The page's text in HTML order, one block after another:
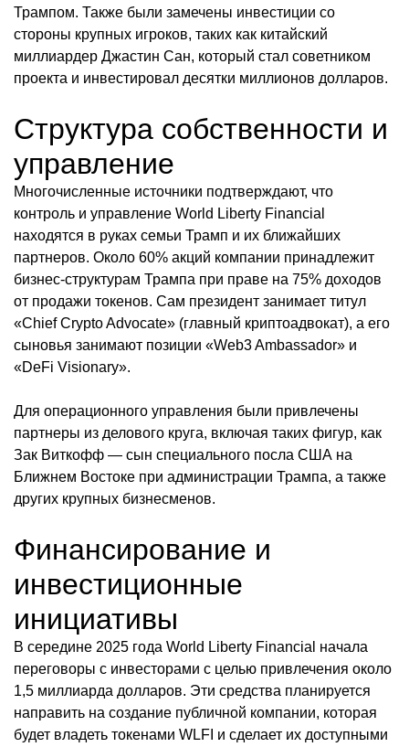
Трампом. Также были замечены инвестиции со
стороны крупных игроков, таких как китайский
миллиардер Джастин Сан, который стал советником
проекта и инвестировал десятки миллионов долларов.
Структура собственности и
управление
Многочисленные источники подтверждают, что
контроль и управление World Liberty Financial
находятся в руках семьи Трамп и их ближайших
партнеров. Около 60% акций компании принадлежит
бизнес-структурам Трампа при праве на 75% доходов
от продажи токенов. Сам президент занимает титул
«Chief Crypto Advocate» (главный криптоадвокат), а его
сыновья занимают позиции «Web3 Ambassador» и
«DeFi Visionary».
Для операционного управления были привлечены
партнеры из делового круга, включая таких фигур, как
Зак Виткофф — сын специального посла США на
Ближнем Востоке при администрации Трампа, а также
других крупных бизнесменов.
Финансирование и
инвестиционные
инициативы
В середине 2025 года World Liberty Financial начала
переговоры с инвесторами с целью привлечения около
1,5 миллиарда долларов. Эти средства планируется
направить на создание публичной компании, которая
будет владеть токенами WLFI и сделает их доступными